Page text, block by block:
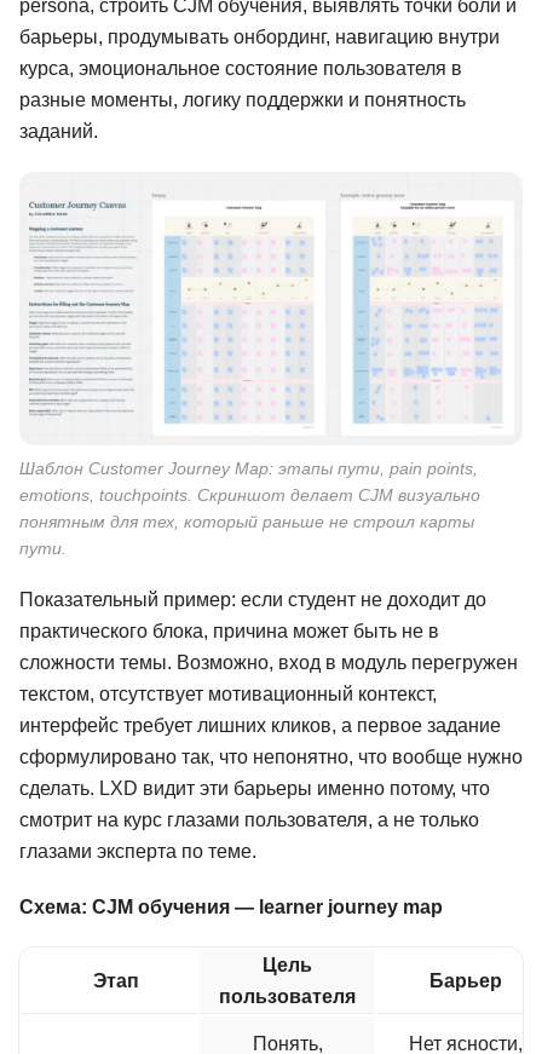
persona, строить CJM обучения, выявлять точки боли и
барьеры, продумывать онбординг, навигацию внутри
курса, эмоциональное состояние пользователя в
разные моменты, логику поддержки и понятность
заданий.
Шаблон Customer Journey Map: этапы пути, pain points,
emotions, touchpoints. Скриншот делает CJM визуально
понятным для тех, который раньше не строил карты
пути.
Показательный пример: если студент не доходит до
практического блока, причина может быть не в
сложности темы. Возможно, вход в модуль перегружен
текстом, отсутствует мотивационный контекст,
интерфейс требует лишних кликов, а первое задание
сформулировано так, что непонятно, что вообще нужно
сделать. LXD видит эти барьеры именно потому, что
смотрит на курс глазами пользователя, а не только
глазами эксперта по теме.
Схема: CJM обучения — learner journey map
Этап
Цель
пользователя
Барьер
Понять,
Нет ясности,